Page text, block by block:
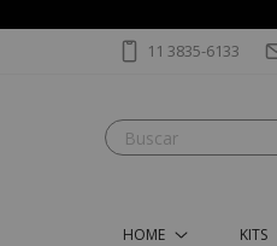
11 3835-6133
HOME KITS